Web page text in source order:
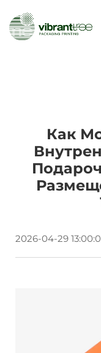
Как
2026-04-29